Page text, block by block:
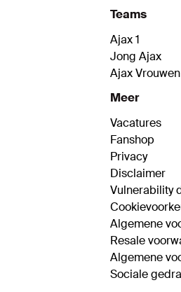
Teams
Ajax 1
Jong Ajax
Ajax Vrouwen
Meer
Vacatures
Fanshop
Privacy
Disclaimer
Vulnerability
Algemene
Resale
Algemene
Sociale